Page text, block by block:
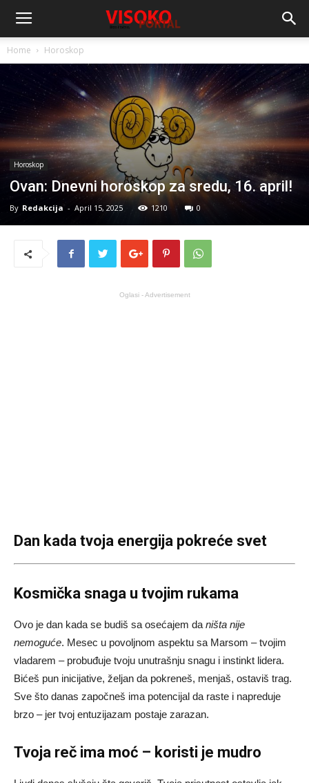
Home Horoskop
Horoskop
Ovan: Dnevni horoskop za sredu, 16. april!
By Redakcija - April 15, 2025 1210 0
Oglasi - Advertisement
Dan kada tvoja energija pokreće svet
Kosmička snaga u tvojim rukama
Ovo je dan kada se budiš sa osećajem da ništa nije
nemoguće. Mesec u povoljnom aspektu sa Marsom – tvojim
vladarem – probuđuje tvoju unutrašnju snagu i instinkt lidera.
Bićeš pun inicijative, željan da pokreneš, menjaš, ostaviš trag.
Sve što danas započneš ima potencijal da raste i napreduje
brzo – jer tvoj entuzijazam postaje zarazan.
Tvoja reč ima moć – koristi je mudro